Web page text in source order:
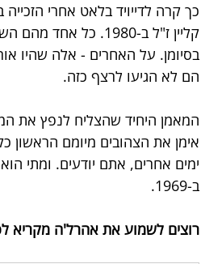
קליין ז"ל ב-1980.
בסיומן. על האחרים - אלה שהיו
הם לא הגיעו לרצף כזה.
המאמן היחיד שהצליח לנפץ את
ימים אחרים, אתם יודעים. ומתי
ב-1969.
רוצים לשמוע את אהרל'ה מקריא